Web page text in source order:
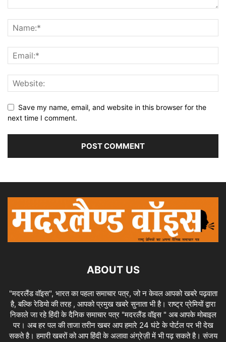
Save my name, email, and website in this browser for the
next time I comment.
ABOUT US
"मदरलैंड वॉइस", भारत का पहला समाचार पत्र, जो न केवल आपको खबरे पढ़वाता
है, बल्कि रेडियो की तरह , आपको प्रमुख खबरे सुनाता भी है। राष्ट्र प्रेमियों द्वारा
निकाले जा रहे हिंदी के दैनिक समाचार पत्र "मदरलैंड वॉइस " अब आपके मोबाइल
पर। अब हर पल की ताजा तरीन खबर आप हमारे 24 घंटे के पोर्टल पर भी देख
सकते है। हमारी खबरों को आप हिंदी के अलावा अंग्रेज़ी में भी पढ़ सकते है। संजय